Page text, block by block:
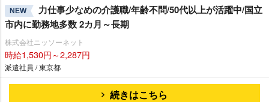
NEW
力仕事少なめの介護職/年齢不問/50代以上が活躍中/国立
市内に勤務地多数 2カ月～長期
株式会社ニッソーネット
時給1,530円～2,287円
派遣社員 / 東京都
続きはこちら